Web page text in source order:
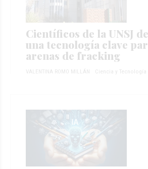
Científicos de la UNSJ
una tecnología clave
arenas de fracking
VALENTINA ROMO MILLÁN Ciencia y Tecnología